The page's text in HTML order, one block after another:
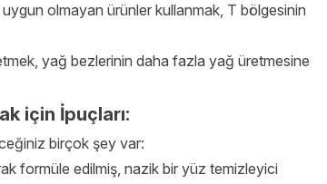
olmayan ürünler kullanmak, T bölgesinin
yağ bezlerinin daha fazla yağ üretmesine
için İpuçları:
birçok şey var:
formüle edilmiş, nazik bir yüz temizleyici